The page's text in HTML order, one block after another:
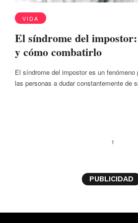
VIDA
El síndrome del impostor:
y cómo combatirlo
El síndrome del impostor es un
las personas a dudar constantemente de
1
PUBLICIDAD